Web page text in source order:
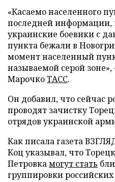
«Касаемо населенного
последней информации,
украинские боевики с
пункта бежали в
момент населенный
называемой серой
МарочкоТАСС.
Он добавил, что сейчас
проводят зачистку
отрядов украинской
Как писала газета
Коц указывал, что
Петровкамогут стать
группировки